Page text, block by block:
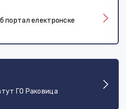
портал електронске
ГО Раковица